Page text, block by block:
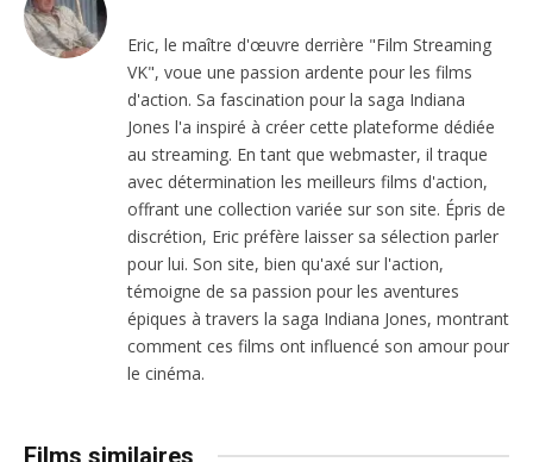
Eric, le maître d'œuvre derrière "Film Streaming
VK", voue une passion ardente pour les films
d'action. Sa fascination pour la saga Indiana
Jones l'a inspiré à créer cette plateforme dédiée
au streaming. En tant que webmaster, il traque
avec détermination les meilleurs films d'action,
offrant une collection variée sur son site. Épris de
discrétion, Eric préfère laisser sa sélection parler
pour lui. Son site, bien qu'axé sur l'action,
témoigne de sa passion pour les aventures
épiques à travers la saga Indiana Jones, montrant
comment ces films ont influencé son amour pour
le cinéma.
Films similaires